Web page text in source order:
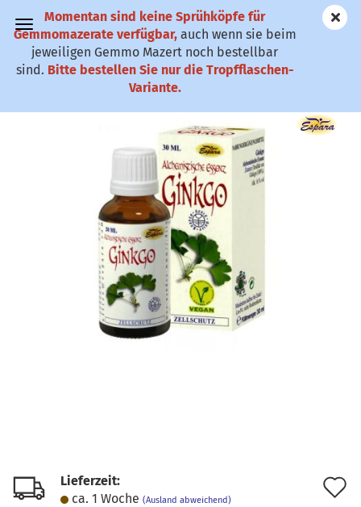
✆ 0911-61 79
25
Momentan sind keine Sprühköpfe für
Gemmomazerate verfügbar, auch wenn sie beim
jeweiligen Gemmo Mazert noch bestellbar
sind. Bitte bestellen Sie nur die Tropfflaschen-
Variante.
Ginkgo Alchemistische Essenz - Gehirn
Lieferzeit:
ca. 1 Woche (Ausland abweichend)